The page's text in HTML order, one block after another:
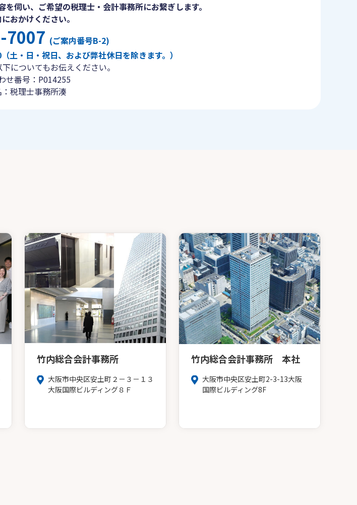
伺い、ご希望の税理士・会計事務所にお繋ぎします。
おかけください。
7007 (ご案内番号B-2)
土・日・祝日、および弊社休日を除きます。）
についてもお伝えください。
せ番号：P014255
税理士事務所湊
竹内総合会計事務所
大阪市中央区安土町２－３－１３
大阪国際ビルディング８Ｆ
竹内総合会計事務所 本社
大阪市中央区安土町2-3-13大阪
国際ビルディング8F